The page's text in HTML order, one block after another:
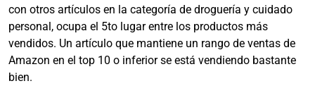
con otros artículos en la categoría de droguería y cuidado
personal, ocupa el 5to lugar entre los productos más
vendidos. Un artículo que mantiene un rango de ventas de
Amazon en el top 10 o inferior se está vendiendo bastante
bien.